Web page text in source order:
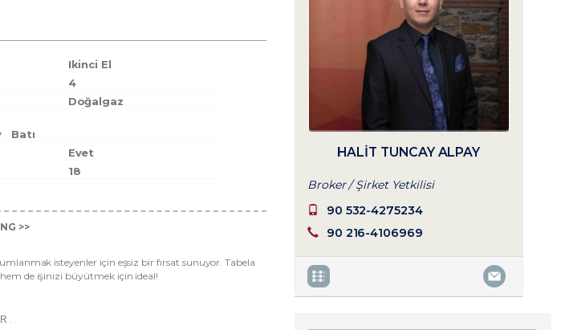
Ikinci El
4
Doğalgaz
Batı
Evet
18
>>
isteyenler için eşsiz bir fırsat sunuyor. Tabela
de işinizi büyütmek için ideal!
.
HALIT TUNCAY ALPAY
Broker / Şirket Yetkilisi
90 532-4275234
90 216-4106969